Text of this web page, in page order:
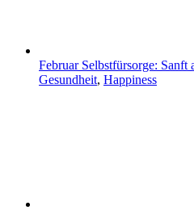
Februar Selbstfürsorge: Sanft
Gesundheit, Happiness